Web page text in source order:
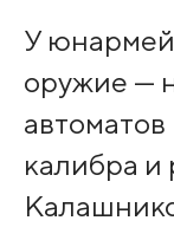
У
оружие —
калибра и